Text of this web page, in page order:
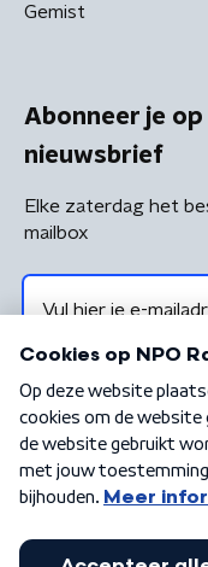
Gemist
Abonneer je
nieuwsbrief
Elke zaterdag het
mailbox
Algemene